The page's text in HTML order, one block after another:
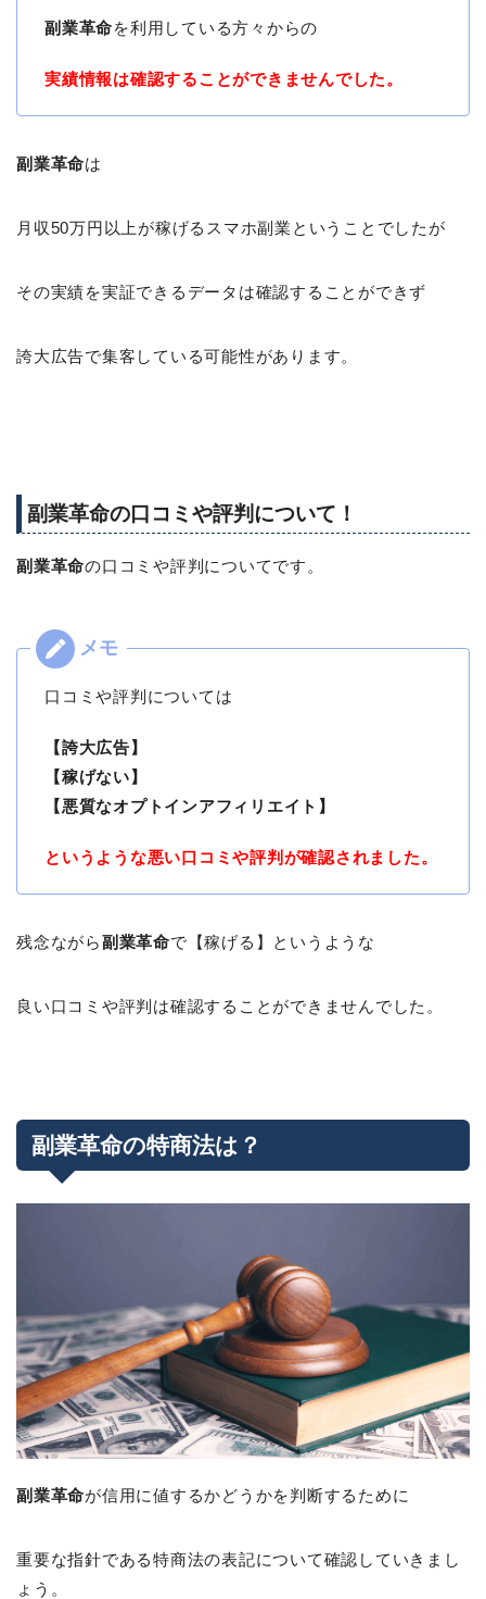
副業革命を利用している方々からの
実績情報は確認することができませんでした。
副業革命は
月収50万円以上が稼げるスマホ副業ということでしたが
その実績を実証できるデータは確認することができず
誇大広告で集客している可能性があります。
副業革命の口コミや評判について！
副業革命の口コミや評判についてです。
口コミや評判については
【誇大広告】
【稼げない】
【悪質なオプトインアフィリエイト】
というような悪い口コミや評判が確認されました。
残念ながら副業革命で【稼げる】というような
良い口コミや評判は確認することができませんでした。
副業革命の特商法は？
副業革命が信用に値するかどうかを判断するために
重要な指針である特商法の表記について確認していきまし
ょう。